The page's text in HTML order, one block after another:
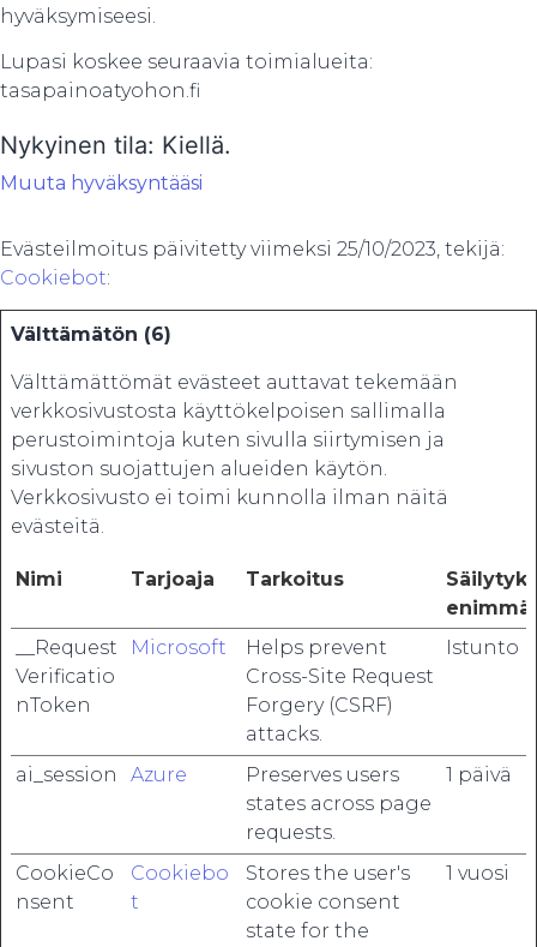
hyväksymiseesi.
Lupasi koskee seuraavia toimialueita:
tasapainoatyohon.fi
Nykyinen tila: Kiellä.
Muuta hyväksyntääsi
Evästeilmoitus päivitetty viimeksi 25/10/2023, tekijä:
Cookiebot:
Välttämätön (6)
Välttämättömät evästeet auttavat tekemään
verkkosivustosta käyttökelpoisen sallimalla
perustoimintoja kuten sivulla siirtymisen ja
sivuston suojattujen alueiden käytön.
Verkkosivusto ei toimi kunnolla ilman näitä
evästeitä.
Nimi Tarjoaja Tarkoitus
__Request
Verificatio
nToken
Microsoft
Helps prevent
Cross-Site Request
Forgery (CSRF)
attacks.
Istunto
ai_session Azure
Preserves users
states across page
requests.
1 päivä
CookieCo
nsent
Cookiebo
t
Stores the user's
cookie consent
state for the
1 vuosi